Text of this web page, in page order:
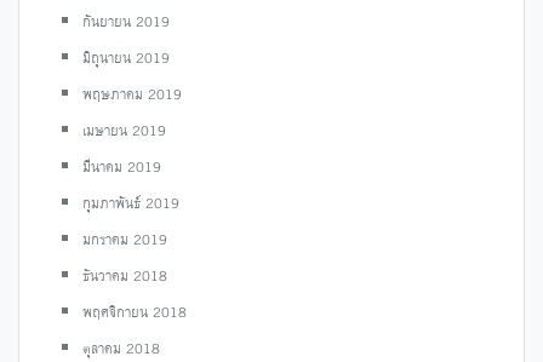
กันยายน 2019
มิถุนายน 2019
พฤษภาคม 2019
เมษายน 2019
มีนาคม 2019
กุมภาพันธ์ 2019
มกราคม 2019
ธันวาคม 2018
พฤศจิกายน 2018
ตุลาคม 2018